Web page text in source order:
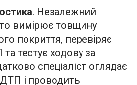
. Незалежний
вимірює товщину
покриття, перевіряє
тестує ходову за
спеціаліст оглядає
і проводить